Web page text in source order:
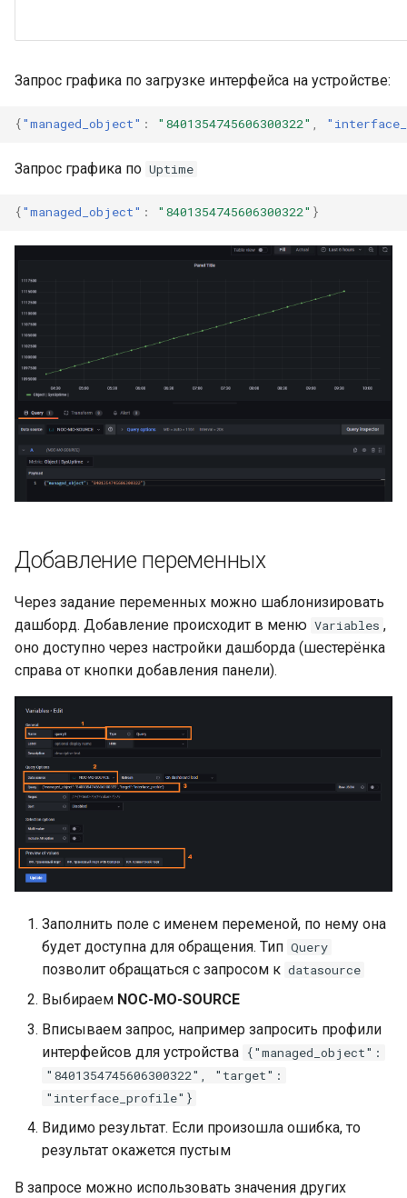
Запрос графика по загрузке интерфейса на устройстве:
{"managed_object" : "8401354745606300322" ,
Запрос графика по Uptime
{"managed_object" : "8401354745606300322" }
Добавление переменных
Через задание переменных можно шаблонизировать
дашборд. Добавление происходит в меню Variables ,
оно доступно через настройки дашборда (шестерёнка
справа от кнопки добавления панели).
Заполнить поле с именем переменой, по нему она
будет доступна для обращения. Тип Query
позволит обращаться с запросом к datasource
Выбираем NOC-MO-SOURCE
Вписываем запрос, например запросить профили
интерфейсов для устройства {"managed_object":
"8401354745606300322", "target":
"interface_profile"}
Видимо результат. Если произошла ошибка, то
результат окажется пустым
В запросе можно использовать значения других